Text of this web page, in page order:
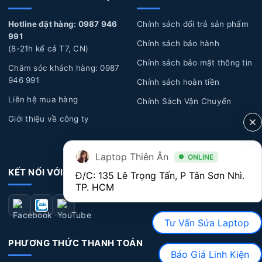
đến năng lượng giảm dần, hoặc pin bị biến dạng làm ảnh
hưởng đến linh kiện bên trong laptop và phần vỏ của
máy.
Lỗi tác động vật lý:
Laptop bị rơi rớt, đổ chất lỏng,
cháy nổ, va đập mạnh làm hư hỏng pin.
Dấu hiệu nhận biết Pin Laptop HP bị hư hỏng
Thời lượng Pin:Nếu bạn nhận thấy thời lượn pin
ngắn, sử dụng nhanh hết pin, có khi vừa rút sạc ra là
máy tắt luôn, lúc này bạn nên đi thay pin để không bị
ảnh hưởng đến hiệu suất máy cũng như quá trình sử
dụng máy.
Pin bị biến dạng:Khi laptop của bạn có dấu hiệu
cong vênh bất thường, nhất là phần chuột cảm ứng bị
Hotline đặt hàng: 0987 946
991
(8-21h kể cả T7, CN)
Chăm sóc khách hàng: 0987
946 991
Liên hệ mua hàng
Giới thiệu về công ty
Chính sách đổi trả sản phẩm
Chính sách bảo hành
Chính sách bảo mật thông tin
Chính sách hoàn tiền
Chính Sách Vận Chuyển
KẾT NỐI VỚI CHÚNG TÔI
PHƯƠNG THỨC THANH TOÁN
Laptop Thiên Ân ONLINE
Đ/C: 135 Lê Trọng Tấn, P Tân Sơn Nhì.
TP. HCM
Tư Vấn Sửa Laptop
Báo Giá Linh Kiện